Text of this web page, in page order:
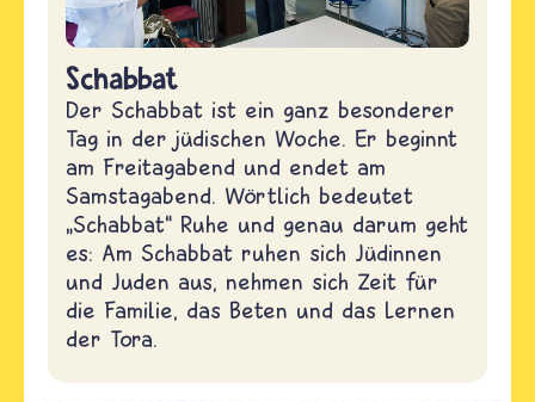
Schabbat
Der Schabbat ist ein ganz besonderer
Tag in der jüdischen Woche. Er beginnt
am Freitagabend und endet am
Samstagabend. Wörtlich bedeutet
„Schabbat“ Ruhe und genau darum geht
es: Am Schabbat ruhen sich Jüdinnen
und Juden aus, nehmen sich Zeit für
die Familie, das Beten und das Lernen
der Tora.